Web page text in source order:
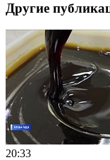
Другие
20:33